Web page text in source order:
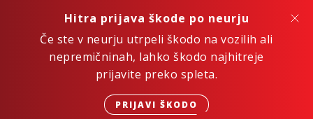
Hitra prijava škode po neurju
Če ste v neurju utrpeli škodo na vozilih ali
nepremičninah, lahko škodo najhitreje
prijavite preko spleta.
PRIJAVI ŠKODO